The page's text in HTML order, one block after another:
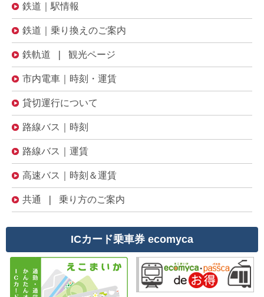
鉄道｜駅情報
鉄道｜乗り換えのご案内
鉄軌道 | 観光ページ
市内電車｜時刻・運賃
貸切運行について
路線バス｜時刻
路線バス｜運賃
高速バス｜時刻＆運賃
共通 | 乗り方のご案内
ICカード乗車券 ecomyca